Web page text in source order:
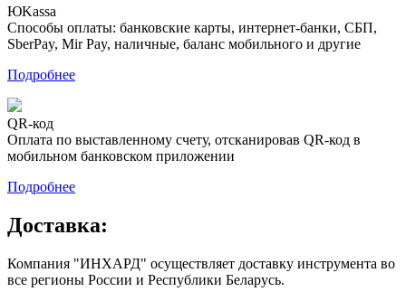
ЮKassa
Способы оплаты: банковские карты, интернет-банки, СБП,
SberPay, Mir Pay, наличные, баланс мобильного и другие
Подробнее
QR-код
Оплата по выставленному счету, отсканировав QR-код в
мобильном банковском приложении
Подробнее
Доставка:
Компания "ИНХАРД" осуществляет доставку инструмента во
все регионы России и Республики Беларусь.